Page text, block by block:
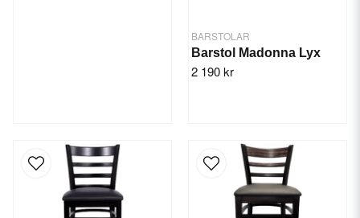
BARSTOLAR
Barstol Madonna Lyx
2 190 kr